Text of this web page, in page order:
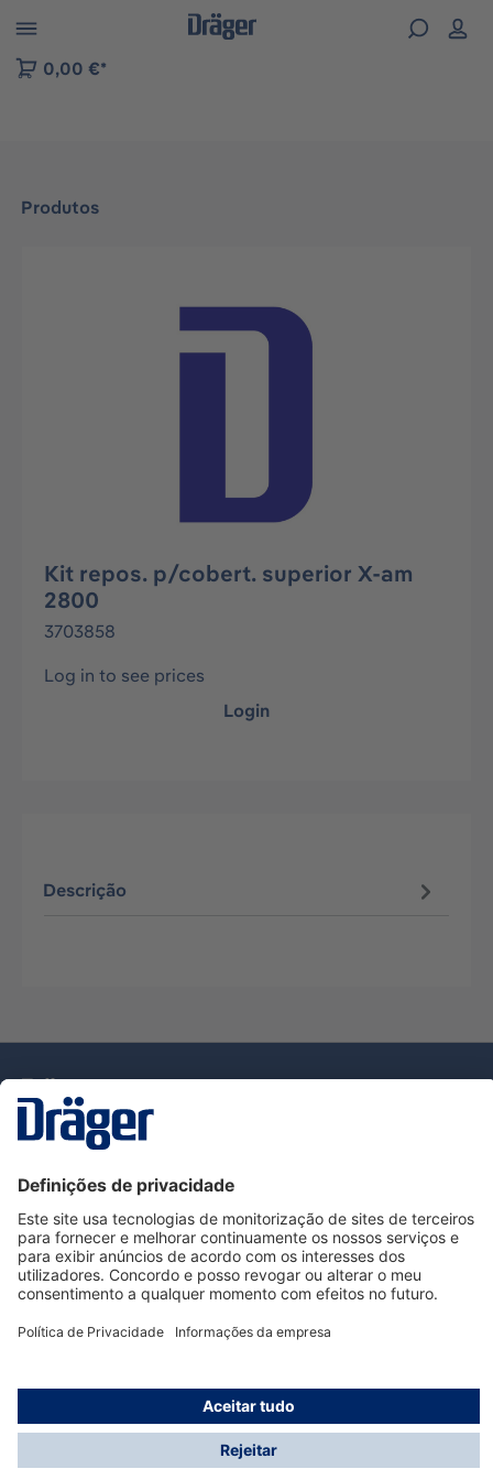
to B2B platform navigation
0,00 €*
Produtos
Ignorar galeria de imagens
Kit repos. p/cobert. superior X-am
2800
3703858
Log in to see prices
Login
Descrição
Serviço de Apoio ao Cliente Dräger
Utilização da loja
Informações
© Dräger Portugal, Lda, 2024
* Todos os preços excl. IVA mais
possíveis taxas de entrega, se não for indicado o